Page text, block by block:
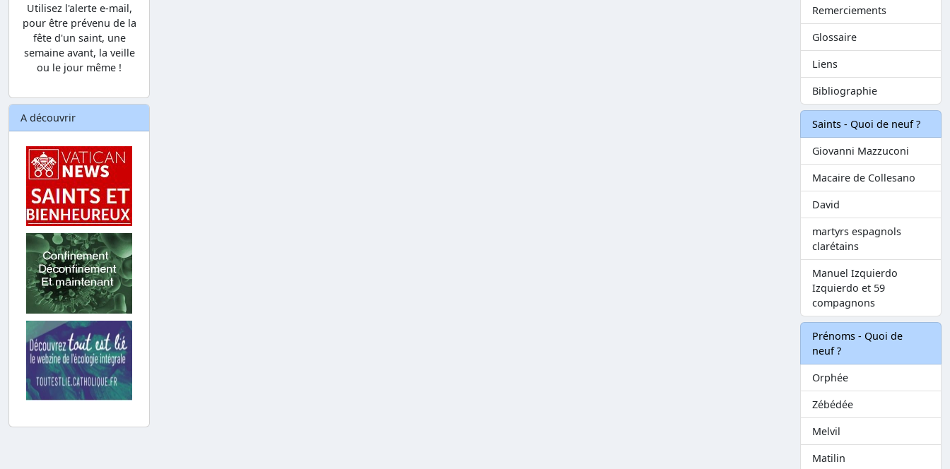
Utilisez l'alerte e-mail,
pour être prévenu de la
fête d'un saint, une
semaine avant, la veille
ou le jour même !
A découvrir
Remerciements
Glossaire
Liens
Bibliographie
Saints - Quoi de neuf ?
Giovanni Mazzuconi
Macaire de Collesano
David
martyrs espagnols
clarétains
Manuel Izquierdo
Izquierdo et 59
compagnons
Prénoms - Quoi de
neuf ?
Orphée
Zébédée
Melvil
Matilin